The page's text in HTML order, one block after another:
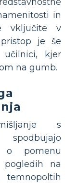
in
vključite v
je še
kjer
na gumb.
s
o pomenu
pogledih na